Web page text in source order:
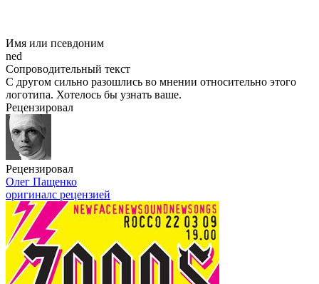
Имя или псевдоним
ned
Сопроводительный текст
С другом сильно разошлись во мнении относительно этого
логотипа. Хотелось бы узнать ваше.
Рецензировал
Рецензировал
Олег Пащенко
оригиналс рецензией